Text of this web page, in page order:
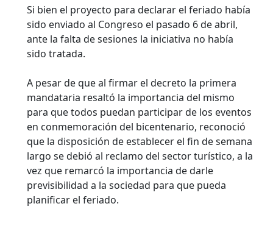
Si bien el proyecto para declarar el feriado había
sido enviado al Congreso el pasado 6 de abril,
ante la falta de sesiones la iniciativa no había
sido tratada.
A pesar de que al firmar el decreto la primera
mandataria resaltó la importancia del mismo
para que todos puedan participar de los eventos
en conmemoración del bicentenario, reconoció
que la disposición de establecer el fin de semana
largo se debió al reclamo del sector turístico, a la
vez que remarcó la importancia de darle
previsibilidad a la sociedad para que pueda
planificar el feriado.